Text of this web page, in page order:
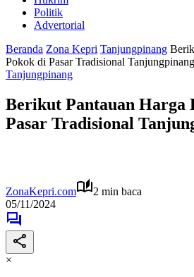
Politik
Advertorial
Beranda Zona Kepri Tanjungpinang
Pokok di Pasar Tradisional Tanjungpinang
Tanjungpinang
Berikut Pantauan Harga
Pasar Tradisional
ZonaKepri.com
2 min baca
05/11/2024
×